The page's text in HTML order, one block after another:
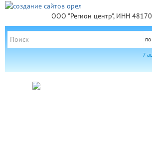
ООО "Регион центр", ИНН
7